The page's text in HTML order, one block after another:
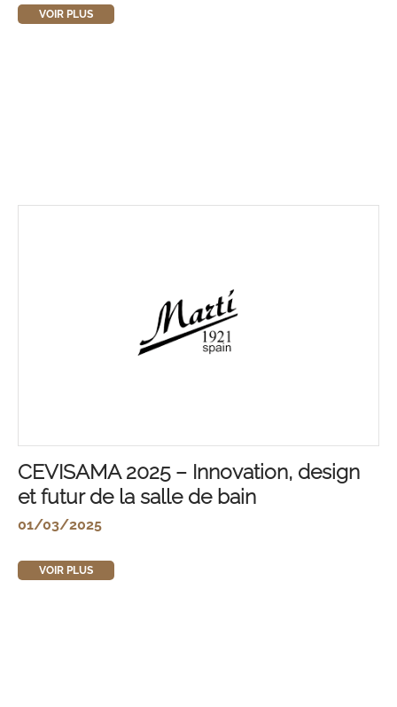
VOIR PLUS
CEVISAMA 2025 – Innovation, design
et futur de la salle de bain
01/03/2025
VOIR PLUS